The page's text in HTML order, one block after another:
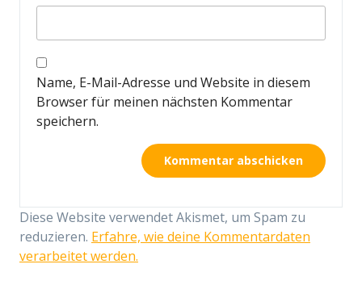
Name, E-Mail-Adresse und Website in diesem
Browser für meinen nächsten Kommentar
speichern.
Diese Website verwendet Akismet, um Spam zu
reduzieren. Erfahre, wie deine Kommentardaten
verarbeitet werden.